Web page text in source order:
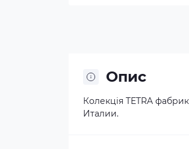
Опис
Колекція TETRA
Италии.